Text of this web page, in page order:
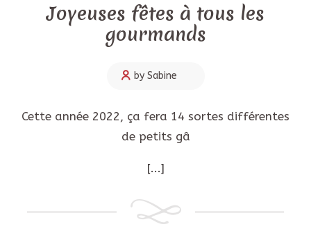
Joyeuses fêtes à tous les
gourmands
by Sabine
Cette année 2022, ça fera 14 sortes différentes
de petits gâ
[...]